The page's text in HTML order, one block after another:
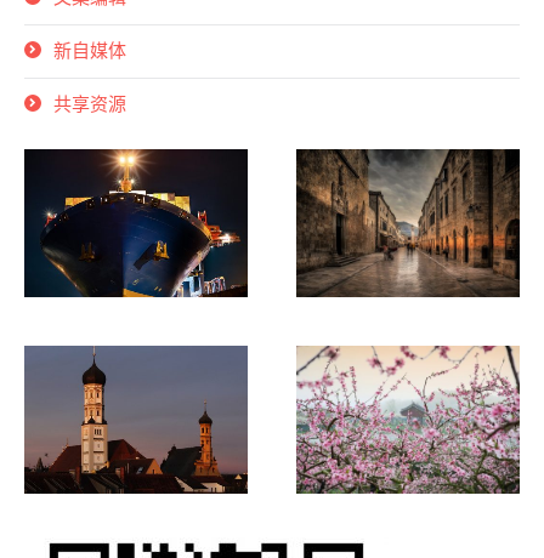
新自媒体
共享资源